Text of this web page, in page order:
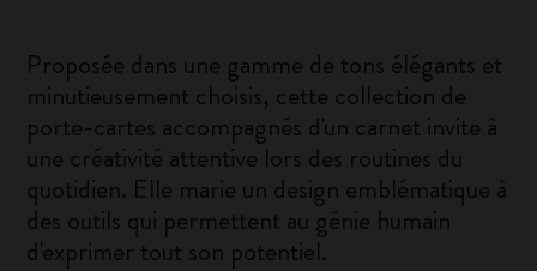
Proposée dans une gamme de tons élégants et
minutieusement choisis, cette collection de
porte-cartes accompagnés d'un carnet invite à
une créativité attentive lors des routines du
quotidien. Elle marie un design emblématique à
des outils qui permettent au génie humain
d'exprimer tout son potentiel.